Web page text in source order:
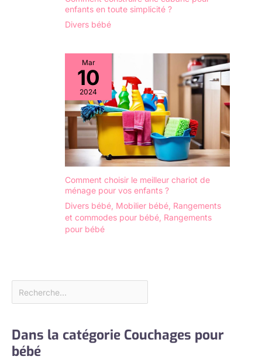
enfants en toute simplicité ?
Divers bébé
Mar
10
2024
Comment choisir le meilleur chariot de
ménage pour vos enfants ?
Divers bébé Mobilier bébé Rangements
et commodes pour bébé Rangements
pour bébé
Dans la catégorie Couchages pour
bébé